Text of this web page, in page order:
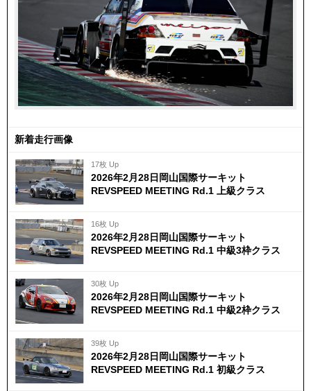
新着走行画像
17枚 Up
2026年2月28日岡山国際サーキット
REVSPEED MEETING Rd.1 上級クラス
16枚 Up
2026年2月28日岡山国際サーキット
REVSPEED MEETING Rd.1 中級3枠クラス
30枚 Up
2026年2月28日岡山国際サーキット
REVSPEED MEETING Rd.1 中級2枠クラス
39枚 Up
2026年2月28日岡山国際サーキット
REVSPEED MEETING Rd.1 初級クラス